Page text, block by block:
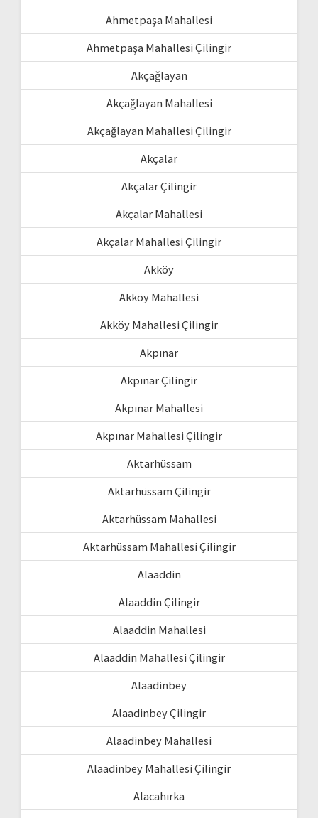
Ahmetpaşa Mahallesi
Ahmetpaşa Mahallesi Çilingir
Akçağlayan
Akçağlayan Mahallesi
Akçağlayan Mahallesi Çilingir
Akçalar
Akçalar Çilingir
Akçalar Mahallesi
Akçalar Mahallesi Çilingir
Akköy
Akköy Mahallesi
Akköy Mahallesi Çilingir
Akpınar
Akpınar Çilingir
Akpınar Mahallesi
Akpınar Mahallesi Çilingir
Aktarhüssam
Aktarhüssam Çilingir
Aktarhüssam Mahallesi
Aktarhüssam Mahallesi Çilingir
Alaaddin
Alaaddin Çilingir
Alaaddin Mahallesi
Alaaddin Mahallesi Çilingir
Alaadinbey
Alaadinbey Çilingir
Alaadinbey Mahallesi
Alaadinbey Mahallesi Çilingir
Alacahırka